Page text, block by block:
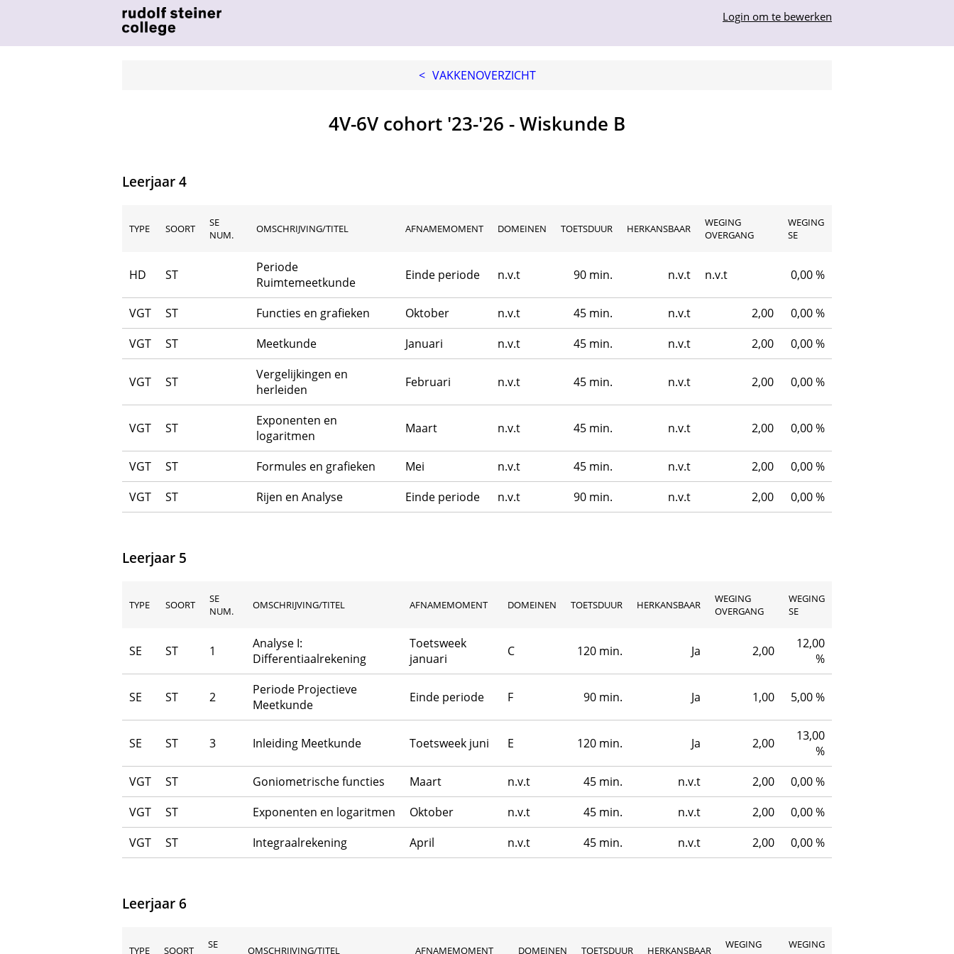
Login om te bewerken
< VAKKENOVERZICHT
4V-6V cohort '23-'26 - Wiskunde B
Leerjaar 4
TYPE SOORT
SE
NUM.
OMSCHRIJVING/TITEL AFNAMEMOMENT DOMEINEN TOETSDUUR HERKANSBAAR
WEGING
OVERGANG
WEGING
SE
HD ST
Periode
Ruimtemeetkunde
Einde periode n.v.t 90 min. n.v.t n.v.t 0,00 %
VGT ST Functies en grafieken Oktober n.v.t 45 min. n.v.t 2,00
0,00 %
VGT
ST Meetkunde Januari n.v.t 45 min. n.v.t 2,00 0,00 %
VGT ST
Vergelijkingen en
herleiden
Februari n.v.t 45 min. n.v.t 2,00 0,00 %
VGT ST
Exponenten en
logaritmen
Maart n.v.t 45 min. n.v.t 2,00 0,00 %
VGT ST Formules en grafieken Mei n.v.t 45 min. n.v.t 2,00
0,00 %
VGT
ST Rijen en Analyse Einde periode n.v.t 90 min. n.v.t 2,00 0,00 %
Leerjaar 5
TYPE SOORT
SE
NUM.
OMSCHRIJVING/TITEL AFNAMEMOMENT DOMEINEN TOETSDUUR HERKANSBAAR
WEGING
OVERGANG
WEGING
SE
SE ST 1
Analyse I:
Differentiaalrekening
Toetsweek
januari
C 120 min. Ja 2,00
12,00
%
SE ST 2
Periode Projectieve
Meetkunde
Einde periode F 90 min. Ja 1,00 5,00 %
SE ST 3 Inleiding Meetkunde Toetsweek juni E 120 min. Ja 2,00
13,00
%
VGT
ST Goniometrische functies Maart n.v.t 45 min. n.v.t 2,00
0,00 %
VGT
ST Exponenten en logaritmen Oktober n.v.t 45 min. n.v.t 2,00
0,00 %
VGT
ST Integraalrekening April n.v.t 45 min. n.v.t 2,00 0,00 %
Leerjaar 6
TYPE SOORT
SE
OMSCHRIJVING/TITEL AFNAMEMOMENT DOMEINEN TOETSDUUR HERKANSBAAR
WEGING
WEGING